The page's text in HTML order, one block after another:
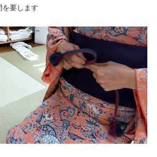
要します